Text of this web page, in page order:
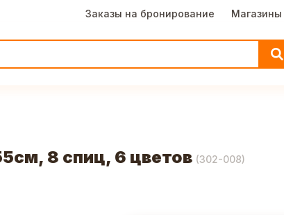
Заказы на бронирование Магазины
8 спиц, 6 цветов (302-008)